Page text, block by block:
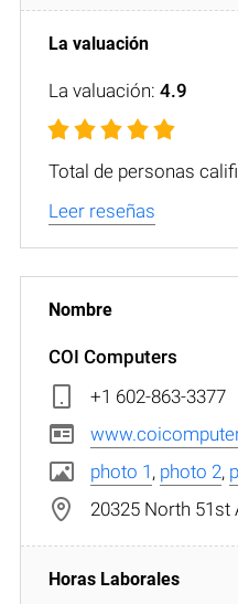
La valuación: 4.9
Total de personas
Leer reseñas
COI Computers
+1 602-863-3377
photo 1 , photo 2,
20325 North 51st